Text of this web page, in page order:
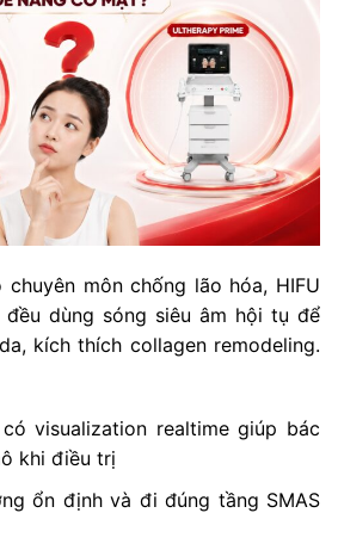
môn chống lão hóa, HIFU
đều dùng sóng siêu âm hội tụ để
kích thích collagen remodeling.
visualization realtime giúp bác
khi điều trị
ổn định và đi đúng tầng SMAS